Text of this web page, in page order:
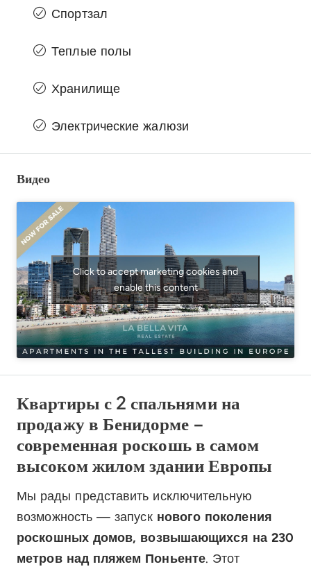
Спортзал
Теплые полы
Хранилище
Электрические жалюзи
Видео
Click to accept marketing cookies and
enable this content
Квартиры с 2 спальнями на
продажу в Бенидорме –
современная роскошь в самом
высоком жилом здании Европы
Мы рады представить исключительную
возможность — запуск нового поколения
роскошных домов, возвышающихся на 230
метров над пляжем Поньенте. Этот